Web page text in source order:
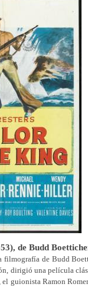
de Budd
de Budd
dirigió una película
guionista Ramon